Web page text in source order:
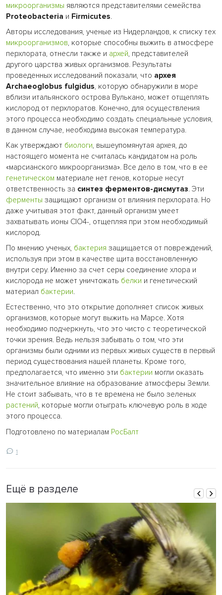
микроорганизмы являются представителями семейства
Proteobacteria и Firmicutes.
Авторы исследования, ученые из Нидерландов, к списку тех
микроорганизмов, которые способны выжить в атмосфере
перхлората, отнесли также и архей, представителей
другого царства живых организмов. Результаты
проведенных исследований показали, что архея
Archaeoglobus fulgidus, которую обнаружили в море
вблизи итальянского острова Вулькано, может отщеплять
кислород от перхлоратов. Конечно, для осуществления
этого процесса необходимо создать специальные условия,
в данном случае, необходима высокая температура.
Как утверждают биологи, вышеупомянутая архея, до
настоящего момента не считалась кандидатом на роль
«марсианского микроорганизма». Все дело в том, что в ее
генетическом материале нет генов, которые несут
ответственность за синтез ферментов-дисмутаз. Эти
ферменты защищают организм от влияния перхлората. Но
даже учитывая этот факт, данный организм умеет
захватывать ионы ClO4-, отщепляя при этом необходимый
кислород.
По мнению ученых, бактерия защищается от повреждений,
используя при этом в качестве щита восстановленную
внутри серу. Именно за счет серы соединение хлора и
кислорода не может уничтожать белки и генетический
материал бактерии.
Естественно, что это открытие дополняет список живых
организмов, которые могут выжить на Марсе. Хотя
необходимо подчеркнуть, что это чисто с теоретической
точки зрения. Ведь нельзя забывать о том, что эти
организмы были одними из первых живых существ в первый
период существования нашей планеты. Кроме того,
предполагается, что именно эти бактерии могли оказать
значительное влияние на образование атмосферы Земли.
Не стоит забывать, что в те времена не было зеленых
растений, которые могли отыграть ключевую роль в ходе
этого процесса.
Подготовлено по материалам РосБалт
1
Ещё в разделе